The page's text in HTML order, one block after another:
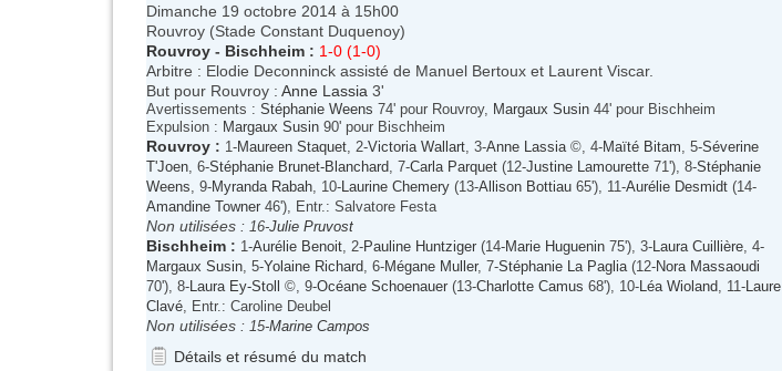
Dimanche 19 octobre 2014 à 15h00
Rouvroy (Stade Constant Duquenoy)
Rouvroy - Bischheim : 1-0 (1-0)
Arbitre : Elodie Deconninck assisté de Manuel Bertoux et Laurent Viscar.
But pour Rouvroy : Anne Lassia 3'
Avertissements : Stéphanie Weens 74' pour Rouvroy, Margaux Susin 44' pour Bischheim
Expulsion : Margaux Susin 90' pour Bischheim
Rouvroy : 1-Maureen Staquet , 2-Victoria Wallart , 3-Anne Lassia ©, 4-Maïté Bitam , 5-Séverine
T'Joen , 6-Stéphanie Brunet-Blanchard , 7-Carla Parquet (12-Justine Lamourette 71'), 8-Stéphanie
Weens , 9-Myranda Rabah , 10- Laurine Chemery (13-Allison Bottiau 65'), 11-Aurélie Desmidt (14-
Amandine Towner 46'), Entr.: Salvatore Festa
Non utilisées : 16-Julie Pruvost
Bischheim : 1-Aurélie Benoit , 2-Pauline Huntziger (14-Marie Huguenin 75'), 3- Laura Cuillière , 4-
Margaux Susin , 5-Yolaine Richard , 6-Mégane Muller, 7-Stéphanie La Paglia (12-Nora Massaoudi
70'), 8- Laura Ey-Stoll ©, 9-Océane Schoenauer (13-Charlotte Camus 68'), 10- Léa Wioland , 11- Laure
Clavé , Entr.: Caroline Deubel
Non utilisées : 15-Marine Campos
Détails et résumé du match